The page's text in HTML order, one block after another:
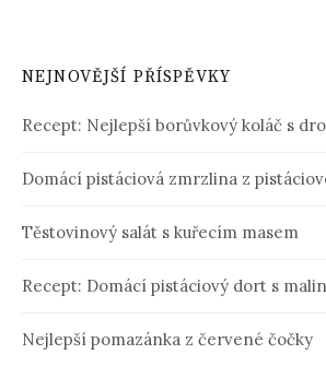
NEJNOVĚJŠÍ PŘÍSPĚVKY
Recept: Nejlepší borůvkový koláč s
Domácí pistáciová zmrzlina z
Těstovinový salát s kuřecím masem
Recept: Domácí pistáciový dort s
Nejlepší pomazánka z červené čočky